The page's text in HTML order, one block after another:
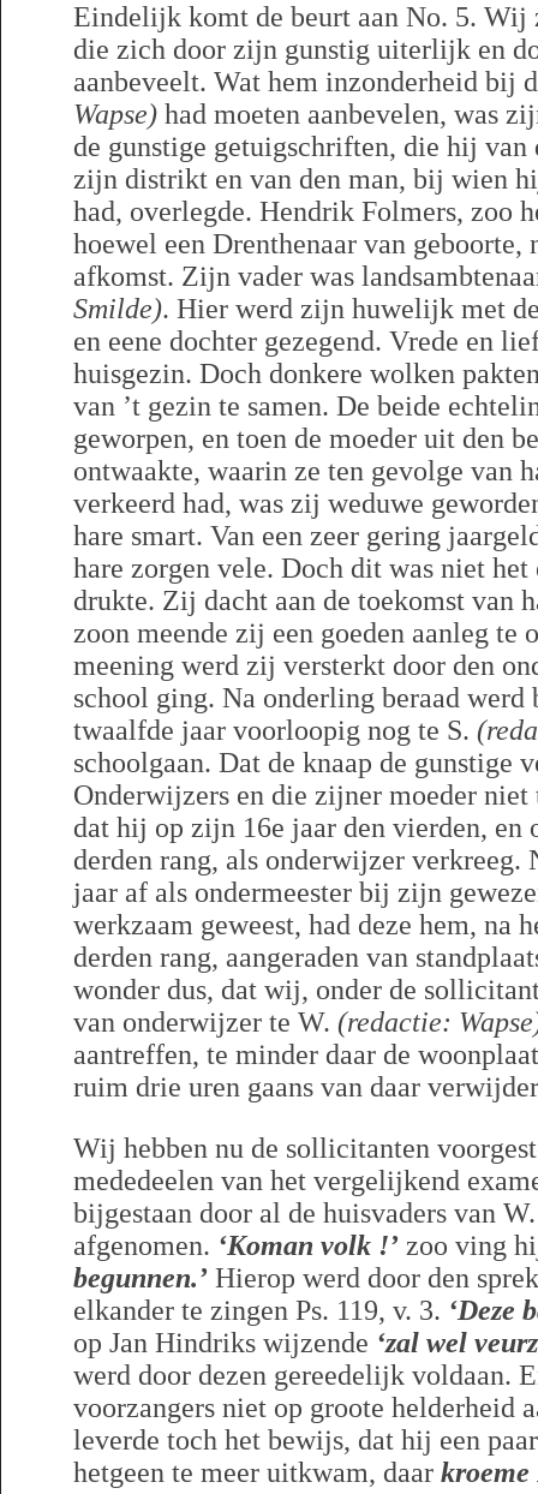
Eindelijk komt de beurt aan No. 5. Wij
die zich door zijn gunstig uiterlijk en
aanbeveelt. Wat hem inzonderheid bij
Wapse) had moeten aanbevelen, was
de gunstige getuigschriften, die hij van
zijn distrikt en van den man, bij wien
had, overlegde. Hendrik Folmers, zoo
hoewel een Drenthenaar van geboorte,
afkomst. Zijn vader was
Smilde). Hier werd zijn huwelijk met
en eene dochter gezegend. Vrede en
huisgezin. Doch donkere wolken
van ’t gezin te samen. De beide
geworpen, en toen de moeder uit den
ontwaakte, waarin ze ten gevolge van
verkeerd had, was zij weduwe
hare smart. Van een zeer gering
hare zorgen vele. Doch dit was niet het
drukte. Zij dacht aan de toekomst van
zoon meende zij een goeden aanleg te
meening werd zij versterkt door den
school ging. Na onderling beraad
twaalfde jaar voorloopig nog te S.
schoolgaan. Dat de knaap de gunstige
Onderwijzers en die zijner moeder
dat hij op zijn 16e jaar den vierden, en
derden rang, als onderwijzer
jaar af als ondermeester bij zijn
werkzaam geweest, had deze hem, na
derden rang, aangeraden van
wonder dus, dat wij, onder de
van onderwijzer te W. (redactie:
aantreffen, te minder daar de
ruim drie uren gaans van daar
Wij hebben nu de sollicitanten
mededeelen van het vergelijkend
bijgestaan door al de huisvaders van
afgenomen. ‘Koman volk !’ zoo ving
begunnen.’ Hierop werd door den
elkander te zingen Ps. 119, v. 3. ‘Deze
op Jan Hindriks wijzende ‘zal wel
werd door dezen gereedelijk voldaan.
voorzangers niet op groote helderheid
leverde toch het bewijs, dat hij een
hetgeen te meer uitkwam, daar kroeme